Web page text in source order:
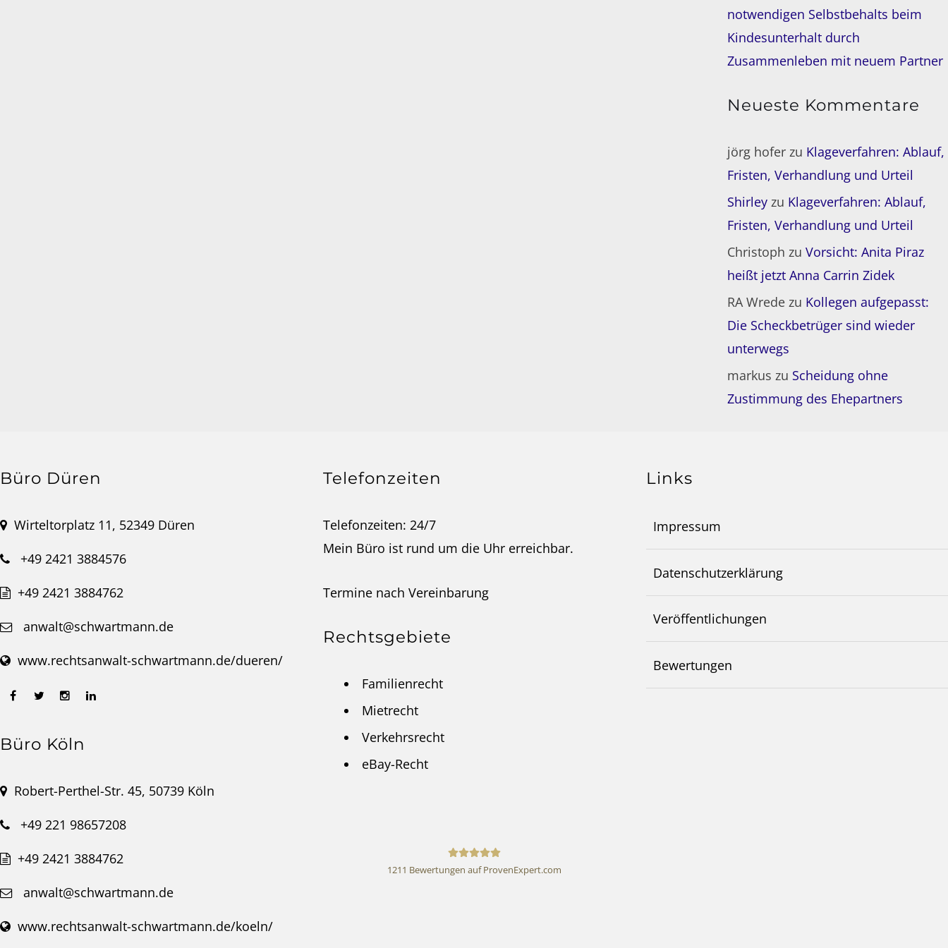
notwendigen Selbstbehalts beim
Kindesunterhalt durch
Zusammenleben mit neuem Partner
Neueste Kommentare
jörg hoferzu Klageverfahren: Ablauf,
Fristen, Verhandlung und Urteil
Shirleyzu Klageverfahren: Ablauf,
Fristen, Verhandlung und Urteil
Christoph zu Vorsicht: Anita Piraz
heißt jetzt Anna Carrin Zidek
RA Wredezu Kollegen aufgepasst:
Die Scheckbetrüger sind wieder
unterwegs
markus zu Scheidung ohne
Zustimmung des Ehepartners
Büro Düren
Wirteltorplatz 11, 52349 Düren
+49 2421 3884576
+49 2421 3884762
anwalt@schwartmann.de
www.rechtsanwalt-schwartmann.de/dueren/
Büro Köln
Robert-Perthel-Str. 45, 50739 Köln
+49 221 98657208
+49 2421 3884762
anwalt@schwartmann.de
www.rechtsanwalt-schwartmann.de/koeln/
Telefonzeiten
Telefonzeiten: 24/7
Mein Büro ist rund um die Uhr erreichbar.
Termine nach Vereinbarung
Rechtsgebiete
Familienrecht
Mietrecht
Verkehrsrecht
eBay-Recht
1211 Bewertungen auf ProvenExpert.com
Links
Impressum
Datenschutzerklärung
Veröffentlichungen
Bewertungen